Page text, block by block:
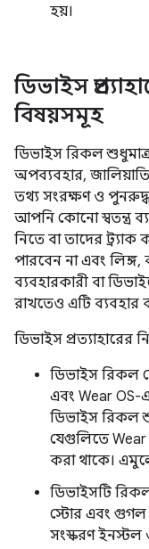
হয়।
ডিভাইস
বিষয়সমূহ
ডিভাইস রিকল
অপব্যবহার,
তথ্য সংরক্ষণ ও
আপনি কোনো স্বতন্ত্র
নিতে বা তাদের
পারবেন না এবং
ব্যবহারকারী বা
রাখতেও এটি ব্যবহার
ডিভাইস প্রত্যাহারের
ডিভাইস রিকল
এবং Wear OS-এ
ডিভাইস রিকল
যেগুলিতে Wear
করা থাকে।
ডিভাইসটি
স্টোর এবং গুগল
সংস্করণ